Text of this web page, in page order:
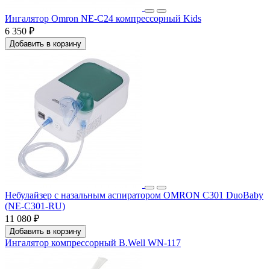
Ингалятор Omron NE-C24 компрессорный Kids
6 350 ₽
Добавить в корзину
Небулайзер с назальным аспиратором OMRON C301 DuoBaby
(NE-C301-RU)
11 080 ₽
Добавить в корзину
Ингалятор компрессорный B.Well WN-117